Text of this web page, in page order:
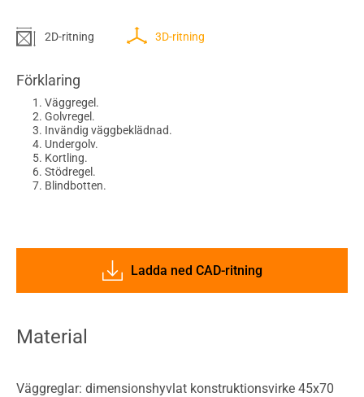
2D-ritning 3D-ritning
Förklaring
Väggregel.
Golvregel.
Invändig väggbeklädnad.
Undergolv.
Kortling.
Stödregel.
Blindbotten.
Ladda ned CAD-ritning
Material
Väggreglar: dimensionshyvlat konstruktionsvirke 45x70